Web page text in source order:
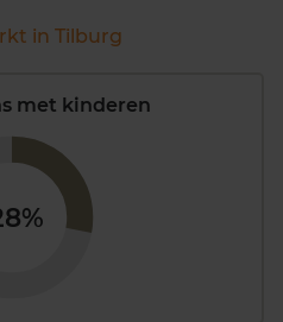
in Tilburg
met kinderen